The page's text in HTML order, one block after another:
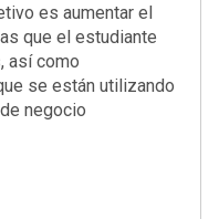
es aumentar el
que el estudiante
así como
se están utilizando
negocio